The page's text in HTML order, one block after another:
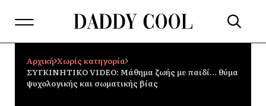
Αρχική Χωρίς κατηγορία
ΣΥΓΚΙΝΗΤΙΚΟ VIDEO: Μάθημα ζωής με παιδί… θύμα
ψυχολογικής και σωματικής βίας